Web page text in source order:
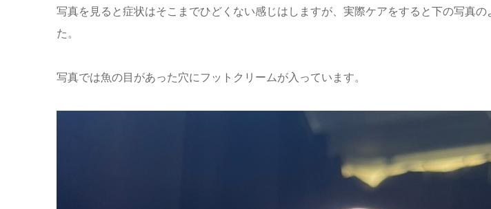
写真を見ると症状はそこまでひどくない感じはしますが、実際ケアをすると下の写真の
た。
写真では魚の目があった穴にフットクリームが入っています。